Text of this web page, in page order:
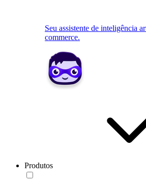
Seu assistente de inteligência
commerce.
Produtos